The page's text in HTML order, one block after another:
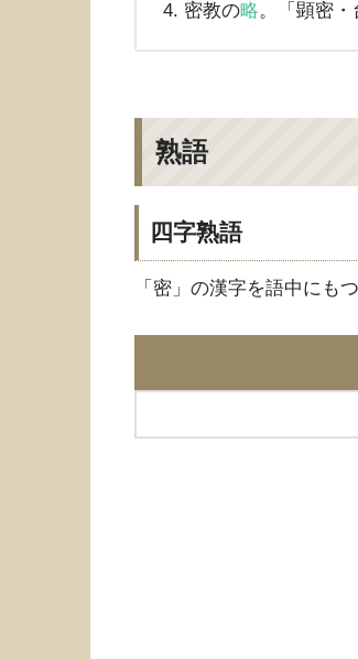
密教の略。「顕密・
熟語
四字熟語
「密」の漢字を語中にも